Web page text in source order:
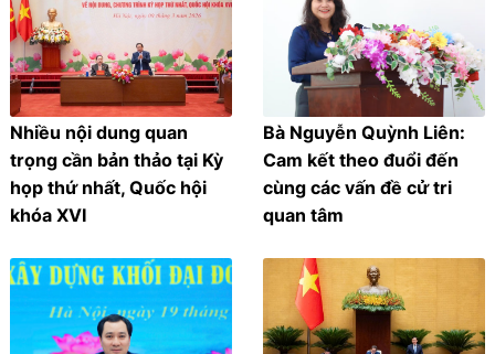
Nhiều nội dung quan
trọng cần bản thảo tại Kỳ
họp thứ nhất, Quốc hội
khóa XVI
Bà Nguyễn Quỳnh Liên:
Cam kết theo đuổi đến
cùng các vấn đề cử tri
quan tâm